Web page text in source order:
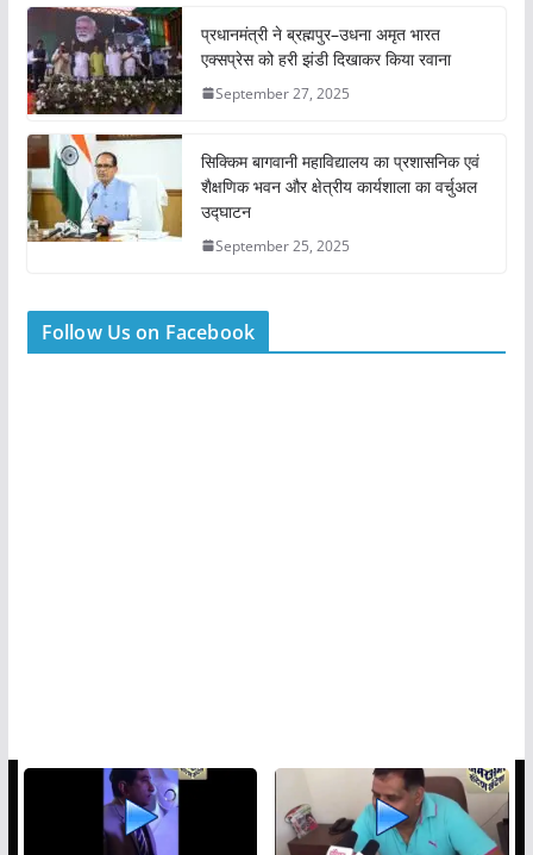
प्रधानमंत्री ने ब्रह्मपुर–उधना अमृत भारत
एक्सप्रेस को हरी झंडी दिखाकर किया रवाना
September 27, 2025
सिक्किम बागवानी महाविद्यालय का प्रशासनिक एवं
शैक्षणिक भवन और क्षेत्रीय कार्यशाला का वर्चुअल
उद्घाटन
September 25, 2025
Follow Us on Facebook